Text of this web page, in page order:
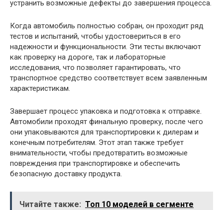
устранить возможные дефекты до завершения процесса.
Когда автомобиль полностью собран, он проходит ряд
тестов и испытаний, чтобы удостовериться в его
надежности и функциональности. Эти тесты включают
как проверку на дороге, так и лабораторные
исследования, что позволяет гарантировать, что
транспортное средство соответствует всем заявленным
характеристикам.
Завершает процесс упаковка и подготовка к отправке.
Автомобили проходят финальную проверку, после чего
они упаковываются для транспортировки к дилерам и
конечным потребителям. Этот этап также требует
внимательности, чтобы предотвратить возможные
повреждения при транспортировке и обеспечить
безопасную доставку продукта.
Читайте также: Топ 10 моделей в сегменте